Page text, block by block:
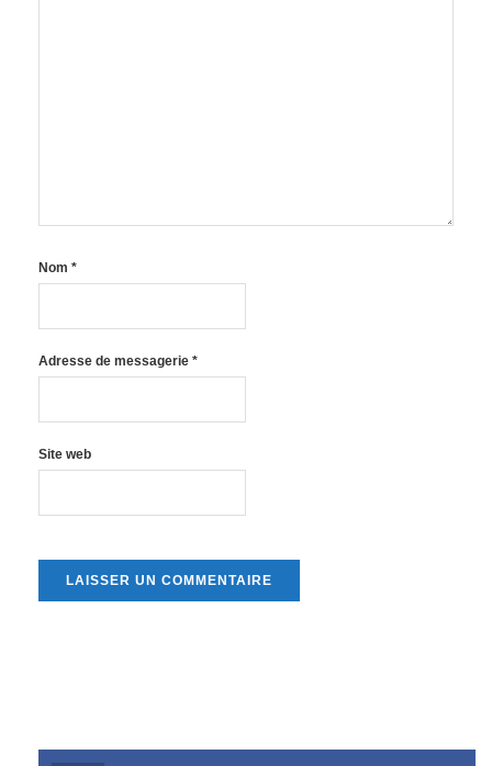
Nom *
Adresse de messagerie *
Site web